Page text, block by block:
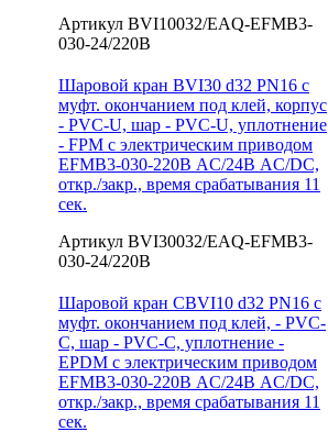
Артикул BVI10032/EAQ-EFMB3-
030-24/220В
Шаровой кран BVI30 d32 PN16 с
муфт. окончанием под клей, корпус
- PVC-U, шар - PVC-U, уплотнение
- FPM с электрическим приводом
EFMB3-030-220В AC/24В AC/DC,
откр./закр., время срабатывания 11
сек.
Артикул BVI30032/EAQ-EFMB3-
030-24/220В
Шаровой кран CBVI10 d32 PN16 с
муфт. окончанием под клей, - PVC-
C, шар - PVC-C, уплотнение -
EPDM с электрическим приводом
EFMB3-030-220В AC/24В AC/DC,
откр./закр., время срабатывания 11
сек.